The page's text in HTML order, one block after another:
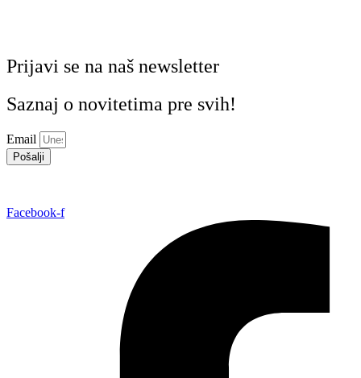
Prijavi se na naš newsletter
Saznaj o novitetima pre svih!
Email
Pošalji
Facebook-f